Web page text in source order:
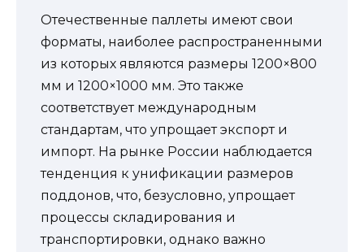
Отечественные паллеты имеют свои
форматы, наиболее распространенными
из которых являются размеры 1200×800
мм и 1200×1000 мм. Это также
соответствует международным
стандартам, что упрощает экспорт и
импорт. На рынке России наблюдается
тенденция к унификации размеров
поддонов, что, безусловно, упрощает
процессы складирования и
транспортировки, однако важно